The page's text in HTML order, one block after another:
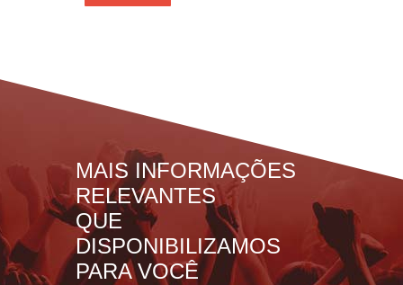
MAIS INFORMAÇÕES
RELEVANTES
QUE
DISPONIBILIZAMOS
PARA VOCÊ